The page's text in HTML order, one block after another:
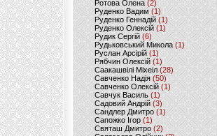
Ротова Олена(2)
Руденко Вадим (1)
Руденко Геннадій (1)
Руденко Олексій(1)
Рудик Сергій(6)
Рудьковський Микола (1)
Руслан Арсірій(1)
Рябчин Олексій (1)
Саакашвілі Міхеіл(28)
Савченко Надія (50)
Савченко Олексій(1)
Савчук Василь (1)
Садовий Андрій (3)
Сандлер Дмитро(1)
Сапожко Ігор(1)
Святаш Дмитро (2)